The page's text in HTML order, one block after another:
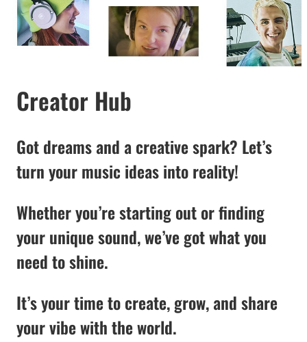
Creator Hub
Got dreams and a creative spark? Let’s
turn your music ideas into reality!
Whether you’re starting out or finding
your unique sound, we’ve got what you
need to shine.
It’s your time to create, grow, and share
your vibe with the world.